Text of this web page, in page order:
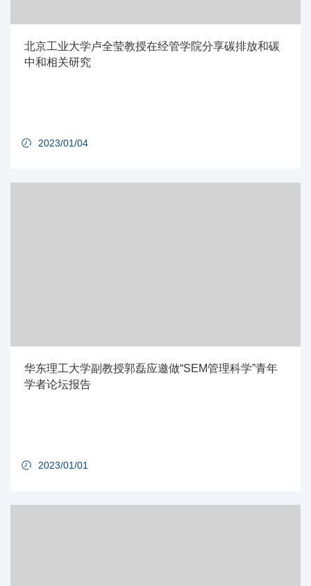
北京工业大学卢全莹教授在经管学院分享碳排放和碳
中和相关研究
2023/01/04
华东理工大学副教授郭磊应邀做“SEM管理科学”青年
学者论坛报告
2023/01/01